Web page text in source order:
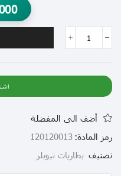
أضف الى المفضلة
رمز المادة: 120120013
تصنيف بطاريات تيوبلر